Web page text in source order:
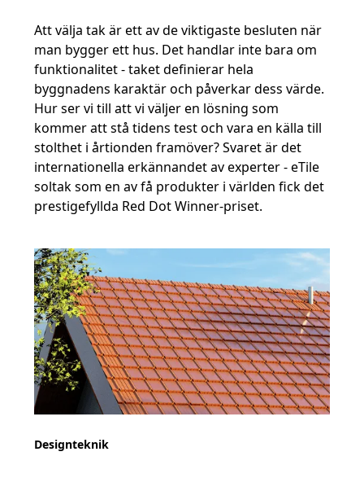
Att välja tak är ett av de viktigaste besluten när
man bygger ett hus. Det handlar inte bara om
funktionalitet - taket definierar hela
byggnadens karaktär och påverkar dess värde.
Hur ser vi till att vi väljer en lösning som
kommer att stå tidens test och vara en källa till
stolthet i årtionden framöver? Svaret är det
internationella erkännandet av experter - eTile
soltak som en av få produkter i världen fick det
prestigefyllda Red Dot Winner-priset.
Designteknik